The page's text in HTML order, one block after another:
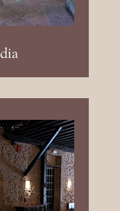
194m2.
Teatro;